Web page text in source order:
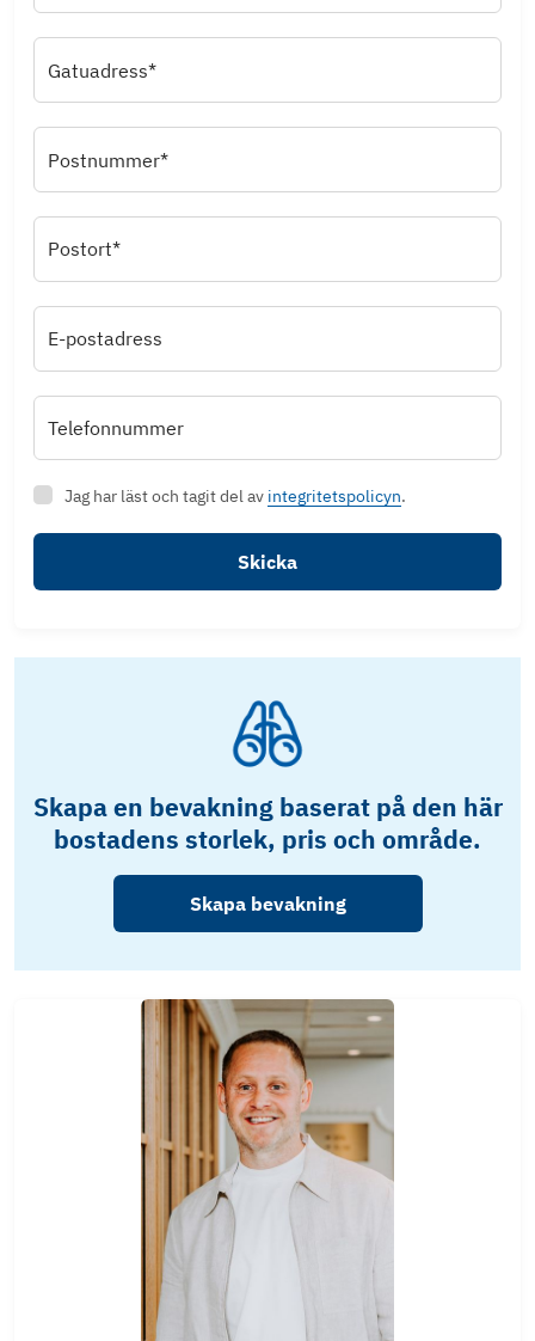
Gatuadress*
Postnummer*
Postort*
E-postadress
Telefonnummer
Jag har läst och tagit del av integritetspolicyn.
Skicka
Skapa en bevakning baserat på den här
bostadens storlek, pris och område.
Skapa bevakning